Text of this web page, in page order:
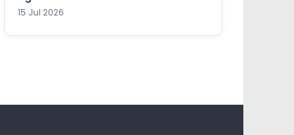
15 Jul 2026